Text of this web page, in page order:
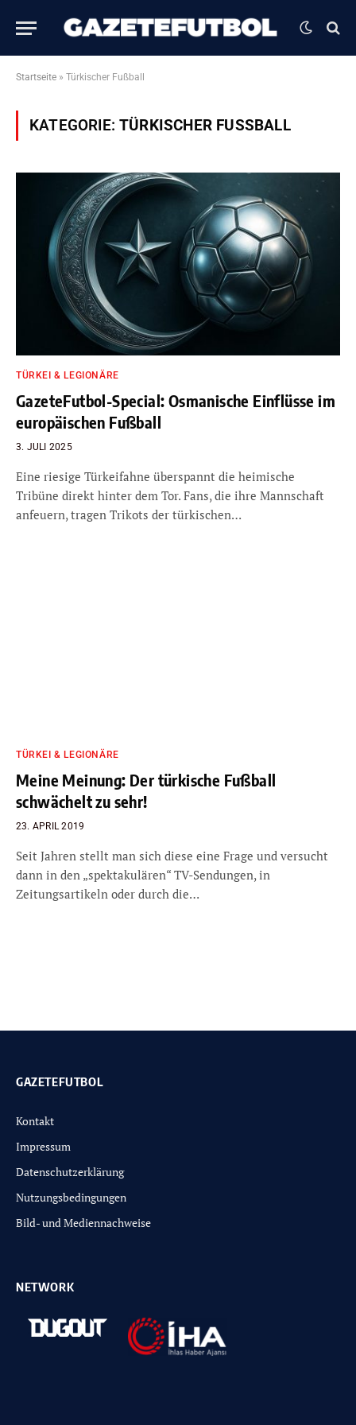
Startseite » Türkischer Fußball
KATEGORIE:TÜRKISCHER FUSSBALL
TÜRKEI & LEGIONÄRE
GazeteFutbol-Special: Osmanische Einflüsse im
europäischen Fußball
3. JULI 2025
Eine riesige Türkeifahne überspannt die heimische
Tribüne direkt hinter dem Tor. Fans, die ihre Mannschaft
anfeuern, tragen Trikots der türkischen…
TÜRKEI & LEGIONÄRE
Meine Meinung: Der türkische Fußball
schwächelt zu sehr!
23. APRIL 2019
Seit Jahren stellt man sich diese eine Frage und versucht
dann in den „spektakulären“ TV-Sendungen, in
Zeitungsartikeln oder durch die…
GAZETEFUTBOL
Kontakt
Impressum
Datenschutzerklärung
Nutzungsbedingungen
Bild- und Mediennachweise
NETWORK